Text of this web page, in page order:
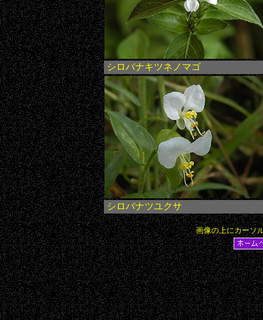
シロバナキツネノマゴ
シロバナツユクサ
画像の上にカーソ